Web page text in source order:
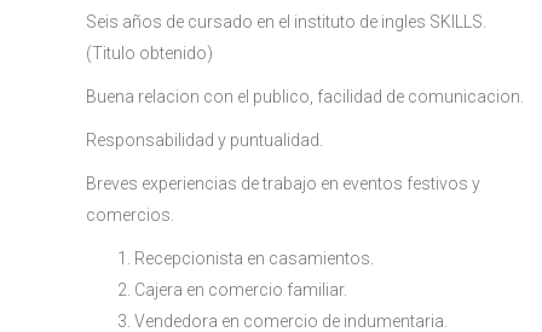
Seis años de cursado en el instituto de ingles SKILLS.
(Titulo obtenido)
Buena relacion con el publico, facilidad de comunicacion.
Responsabilidad y puntualidad.
Breves experiencias de trabajo en eventos festivos y
comercios.
Recepcionista en casamientos.
Cajera en comercio familiar.
Vendedora en comercio de indumentaria.